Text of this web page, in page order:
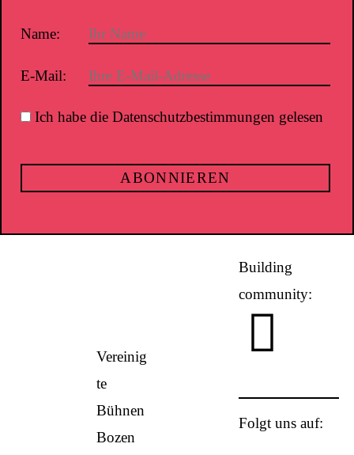
Name:
E-Mail:
Ich habe die Datenschutzbestimmungen gelesen
Vereinig
te
Bühnen
Bozen
Building
community:
Folgt uns auf: